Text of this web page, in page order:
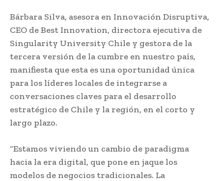
Bárbara Silva, asesora en Innovación Disruptiva,
CEO de Best Innovation, directora ejecutiva de
Singularity University Chile y gestora de la
tercera versión de la cumbre en nuestro país,
manifiesta que esta es una oportunidad única
para los líderes locales de integrarse a
conversaciones claves para el desarrollo
estratégico de Chile y la región, en el corto y
largo plazo.
“Estamos viviendo un cambio de paradigma
hacia la era digital, que pone en jaque los
modelos de negocios tradicionales. La